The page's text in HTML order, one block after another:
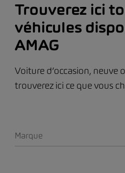
Trouverez ici
véhicules
AMAG
Voiture d’occasion, neuve
trouverez ici ce que vous
Marque